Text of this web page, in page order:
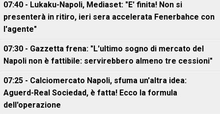
07:40 - Lukaku-Napoli, Mediaset: "E' finita! Non si
presenterà in ritiro, ieri sera accelerata Fenerbahce con
l'agente"
07:30 - Gazzetta frena: "L'ultimo sogno di mercato del
Napoli non è fattibile: servirebbero almeno tre cessioni"
07:25 - Calciomercato Napoli, sfuma un'altra idea:
Aguerd-Real Sociedad, è fatta! Ecco la formula
dell'operazione